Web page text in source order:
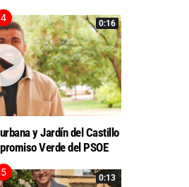
0:16
y Jardín del Castillo
Verde del PSOE
0:13